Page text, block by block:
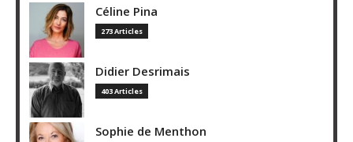
Céline Pina
273 Articles
Didier Desrimais
403 Articles
Sophie de Menthon